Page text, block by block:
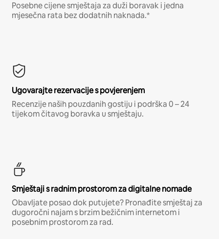
Posebne cijene smještaja za duži boravak i jedna
mjesečna rata bez dodatnih naknada.*
Ugovarajte rezervacije s povjerenjem
Recenzije naših pouzdanih gostiju i podrška 0 – 24
tijekom čitavog boravka u smještaju.
Smještaji s radnim prostorom za digitalne nomade
Obavljate posao dok putujete? Pronađite smještaj za
dugoročni najam s brzim bežičnim internetom i
posebnim prostorom za rad.